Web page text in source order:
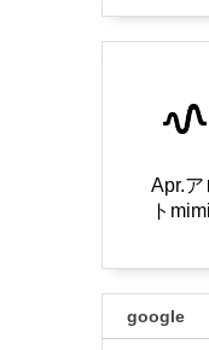
Apr.
ト
google